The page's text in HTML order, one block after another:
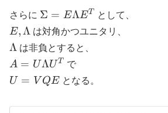
\Sigma
(VQ)^T
さらに \Sigma
= E
\Lambda
E^T
Σ = EΛET として、
E,
\Lambda
E,Λ は対角かつユニタリ、
\Lambda
Λ は非負とすると、
A = U
\Lambda
A = UΛUT で
U =
U = V QE となる。